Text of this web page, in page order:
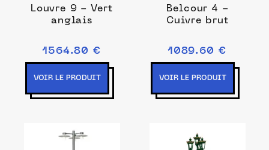
Louvre 9 - Vert
anglais
1564.80 €
VOIR LE PRODUIT
Belcour 4 -
Cuivre brut
1089.60 €
VOIR LE PRODUIT